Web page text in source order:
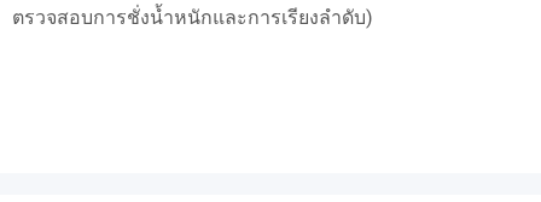
ตรวจสอบการชั่งน้ำหนักและการเรียงลำดับ)